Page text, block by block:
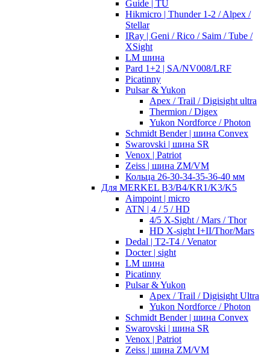
Guide | TU
Hikmicro | Thunder 1-2 / Alpex /
Stellar
IRay | Geni / Rico / Saim / Tube /
XSight
LM шина
Pard 1+2 | SA/NV008/LRF
Picatinny
Pulsar & Yukon
Apex / Trail / Digisight ultra
Thermion / Digex
Yukon Nordforce / Photon
Schmidt Bender | шина Convex
Swarovski | шина SR
Venox | Patriot
Zeiss | шина ZM/VM
Кольца 26-30-34-35-36-40 мм
Для MERKEL B3/B4/KR1/K3/K5
Aimpoint | micro
ATN | 4 / 5 / HD
4/5 X-Sight / Mars / Thor
HD X-sight I+II/Thor/Mars
Dedal | T2-T4 / Venator
Docter | sight
LM шина
Picatinny
Pulsar & Yukon
Apex / Trail / Digisight Ultra
Yukon Nordforce / Photon
Schmidt Bender | шина Convex
Swarovski | шина SR
Venox | Patriot
Zeiss | шина ZM/VM